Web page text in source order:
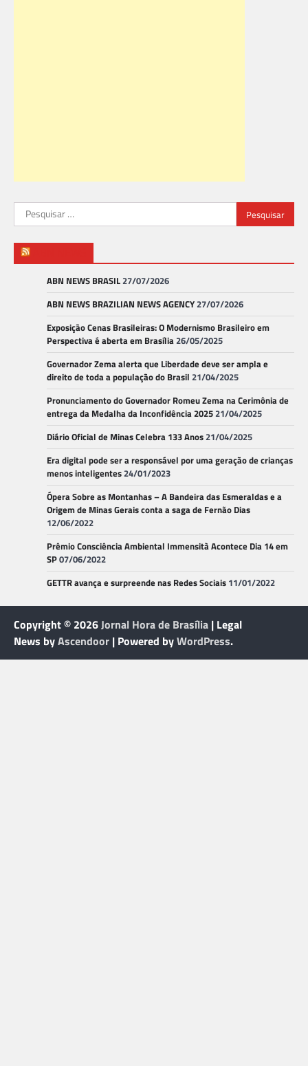
Pesquisar
por:
ABN NEWS BRASIL27/07/2026
ABN NEWS BRAZILIAN NEWS AGENCY27/07/2026
Exposição Cenas Brasileiras: O Modernismo Brasileiro em
Perspectiva é aberta em Brasília26/05/2025
Governador Zema alerta que Liberdade deve ser ampla e
direito de toda a população do Brasil 21/04/2025
Pronunciamento do Governador Romeu Zema na Cerimônia de
entrega da Medalha da Inconfidência 202521/04/2025
Diário Oficial de Minas Celebra 133 Anos21/04/2025
Era digital pode ser a responsável por uma geração de crianças
menos inteligentes24/01/2023
Ópera Sobre as Montanhas – A Bandeira das Esmeraldas e a
Origem de Minas Gerais conta a saga de Fernão Dias
12/06/2022
Prêmio Consciência Ambiental Immensità Acontece Dia 14 em
SP07/06/2022
GETTR avança e surpreende nas Redes Sociais 11/01/2022
Copyright © 2026Jornal Hora de Brasília | Legal
News byAscendoor | Powered byWordPress.